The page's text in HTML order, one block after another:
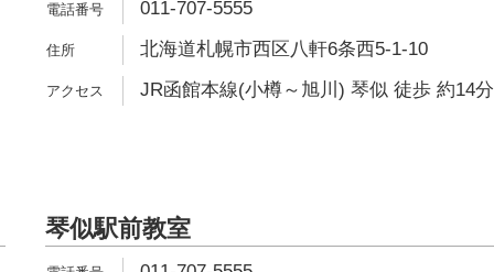
011-707-5555
北海道札幌市西区八軒6条西5-1-10
JR函館本線(小樽～旭川) 琴似 徒歩 約14分
琴似駅前教室